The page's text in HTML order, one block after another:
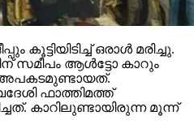
കൂട്ടിയിടിച്ച് ഒരാള്‍ മരിച്ചു.
സമീപം ആള്‍ട്ടോ കാറും
അപകടമുണ്ടായത്.
ഫാത്തിമത്ത്
കാറിലുണ്ടായിരുന്ന മൂന്ന്